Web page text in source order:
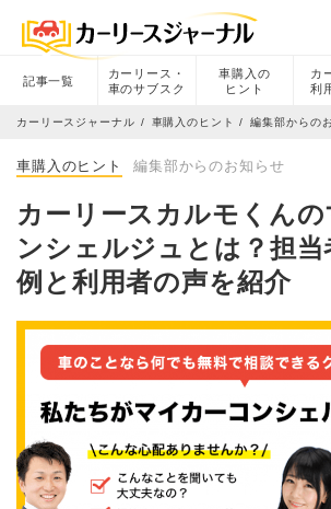
記事一覧
カーリース・
車のサブスク
車購入の
ヒント
カ
利
カーリースジャーナル 車購入のヒント 編集部からの
車購入のヒント 編集部からのお知らせ
カーリースカルモくんの
ンシェルジュとは？担当
例と利用者の声を紹介